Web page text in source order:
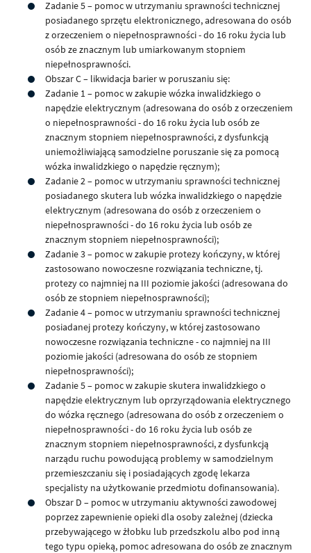
Zadanie 5 – pomoc w utrzymaniu sprawności technicznej
posiadanego sprzętu elektronicznego, adresowana do osób
z orzeczeniem o niepełnosprawności - do 16 roku życia lub
osób ze znacznym lub umiarkowanym stopniem
niepełnosprawności.
Obszar C – likwidacja barier w poruszaniu się:
Zadanie 1 – pomoc w zakupie wózka inwalidzkiego o
napędzie elektrycznym (adresowana do osób z orzeczeniem
o niepełnosprawności - do 16 roku życia lub osób ze
znacznym stopniem niepełnosprawności, z dysfunkcją
uniemożliwiającą samodzielne poruszanie się za pomocą
wózka inwalidzkiego o napędzie ręcznym);
Zadanie 2 – pomoc w utrzymaniu sprawności technicznej
posiadanego skutera lub wózka inwalidzkiego o napędzie
elektrycznym (adresowana do osób z orzeczeniem o
niepełnosprawności - do 16 roku życia lub osób ze
znacznym stopniem niepełnosprawności);
Zadanie 3 – pomoc w zakupie protezy kończyny, w której
zastosowano nowoczesne rozwiązania techniczne, tj.
protezy co najmniej na III poziomie jakości (adresowana do
osób ze stopniem niepełnosprawności);
Zadanie 4 – pomoc w utrzymaniu sprawności technicznej
posiadanej protezy kończyny, w której zastosowano
nowoczesne rozwiązania techniczne - co najmniej na III
poziomie jakości (adresowana do osób ze stopniem
niepełnosprawności);
Zadanie 5 – pomoc w zakupie skutera inwalidzkiego o
napędzie elektrycznym lub oprzyrządowania elektrycznego
do wózka ręcznego (adresowana do osób z orzeczeniem o
niepełnosprawności - do 16 roku życia lub osób ze
znacznym stopniem niepełnosprawności, z dysfunkcją
narządu ruchu powodującą problemy w samodzielnym
przemieszczaniu się i posiadających zgodę lekarza
specjalisty na użytkowanie przedmiotu dofinansowania).
Obszar D – pomoc w utrzymaniu aktywności zawodowej
poprzez zapewnienie opieki dla osoby zależnej (dziecka
przebywającego w żłobku lub przedszkolu albo pod inną
tego typu opieką, pomoc adresowana do osób ze znacznym